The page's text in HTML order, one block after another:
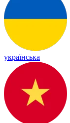
українська